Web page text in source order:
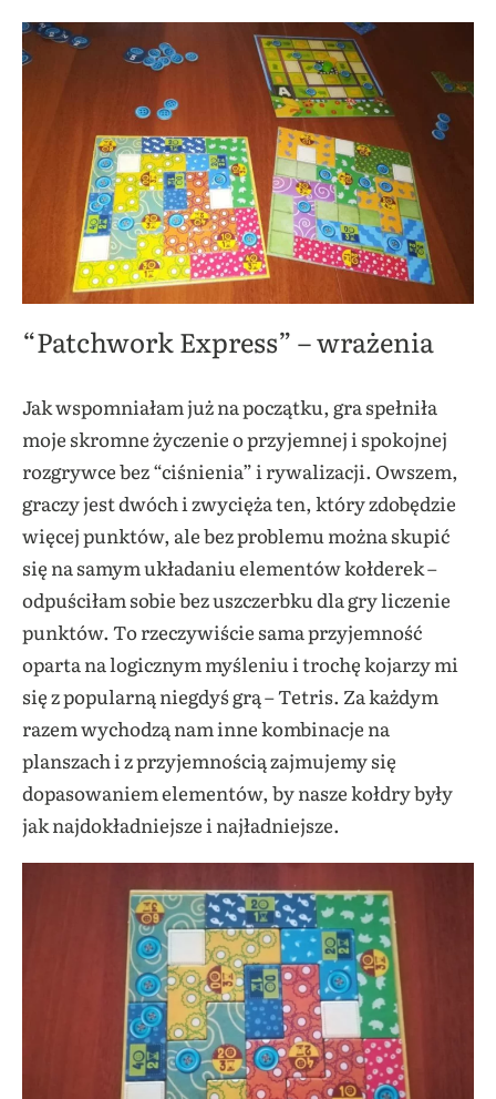
“Patchwork Express” – wrażenia
Jak wspomniałam już na początku, gra spełniła
moje skromne życzenie o przyjemnej i spokojnej
rozgrywce bez “ciśnienia” i rywalizacji. Owszem,
graczy jest dwóch i zwycięża ten, który zdobędzie
więcej punktów, ale bez problemu można skupić
się na samym układaniu elementów kołderek –
odpuściłam sobie bez uszczerbku dla gry liczenie
punktów. To rzeczywiście sama przyjemność
oparta na logicznym myśleniu i trochę kojarzy mi
się z popularną niegdyś grą – Tetris. Za każdym
razem wychodzą nam inne kombinacje na
planszach i z przyjemnością zajmujemy się
dopasowaniem elementów, by nasze kołdry były
jak najdokładniejsze i najładniejsze.